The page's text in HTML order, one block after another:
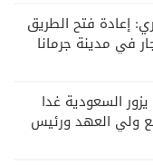
إعادة فتح الطريق
في مدينة جرمانا
آثار الانفجار
السعودية غدا
ولي العهد ورئيس